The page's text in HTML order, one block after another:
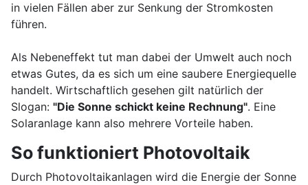
in vielen Fällen aber zur Senkung der Stromkosten
führen.
Als Nebeneffekt tut man dabei der Umwelt auch noch
etwas Gutes, da es sich um eine saubere Energiequelle
handelt. Wirtschaftlich gesehen gilt natürlich der
Slogan: "Die Sonne schickt keine Rechnung". Eine
Solaranlage kann also mehrere Vorteile haben.
So funktioniert Photovoltaik
Durch Photovoltaikanlagen wird die Energie der Sonne